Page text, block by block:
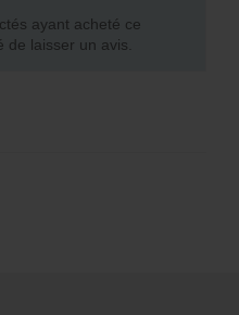
ayant acheté ce
de laisser un avis.